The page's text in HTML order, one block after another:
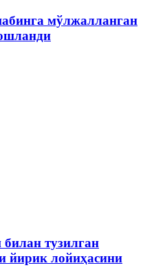
мўлжалланган
тузилган
йирик лойиҳасини